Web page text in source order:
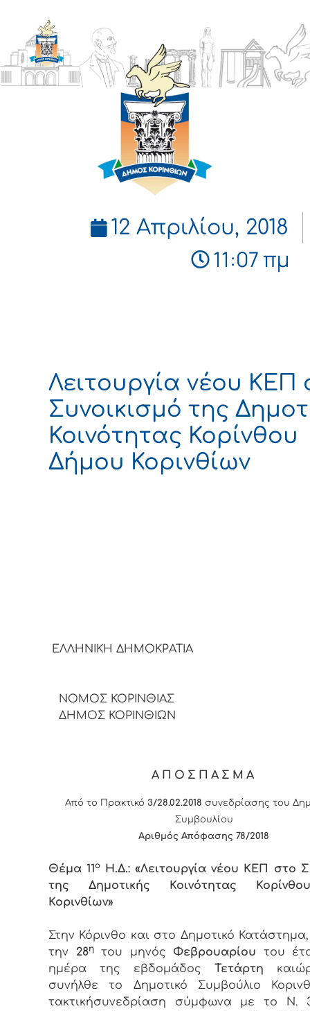
ΔΗΜΟΣ
ΚΟΡΙΝΘΙΩΝ
12 Απριλίου, 2018
11:07 πμ
Λειτουργία νέου ΚΕΠ
Συνοικισμό της
Κοινότητας Κορίνθου
Δήμου Κορινθίων
ΕΛΛΗΝΙΚΗ ΔΗΜΟΚΡΑΤΙΑ
ΝΟΜΟΣ ΚΟΡΙΝΘΙΑΣ
ΔΗΜΟΣ ΚΟΡΙΝΘΙΩΝ
ΑΠΟΣΠΑΣΜΑ
Από το Πρακτικό3/28.02.2018 συνεδρίασης του
Συμβουλίου
Αριθμός Απόφασης 78/2018
Θέμα 11ο Η.Δ.: «Λειτουργία νέου ΚΕΠ στο
της Δημοτικής Κοινότητας
Κορινθίων»
Στην Κόρινθο και στο Δημοτικό
την 28η του μηνός Φεβρουαρίου του
ημέρα της εβδομάδοςΤετάρτη
συνήλθε το Δημοτικό Συμβούλιο
τακτικήσυνεδρίαση σύμφωνα με το Ν.